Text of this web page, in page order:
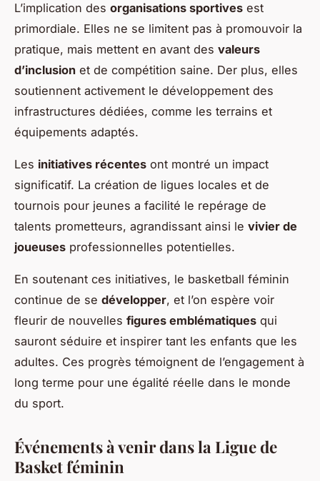
L’implication des organisations sportives est
primordiale. Elles ne se limitent pas à promouvoir la
pratique, mais mettent en avant des valeurs
d’inclusion et de compétition saine. Der plus, elles
soutiennent activement le développement des
infrastructures dédiées, comme les terrains et
équipements adaptés.
Les initiatives récentes ont montré un impact
significatif. La création de ligues locales et de
tournois pour jeunes a facilité le repérage de
talents prometteurs, agrandissant ainsi le vivier de
joueuses professionnelles potentielles.
En soutenant ces initiatives, le basketball féminin
continue de se développer, et l’on espère voir
fleurir de nouvelles figures emblématiques qui
sauront séduire et inspirer tant les enfants que les
adultes. Ces progrès témoignent de l’engagement à
long terme pour une égalité réelle dans le monde
du sport.
Événements à venir dans la Ligue de
Basket féminin